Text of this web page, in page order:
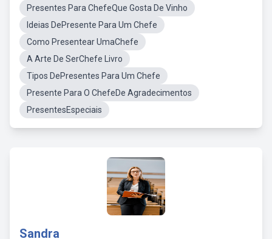
Presentes Para ChefeQue Gosta De Vinho
Ideias DePresente Para Um Chefe
Como Presentear UmaChefe
A Arte De SerChefe Livro
Tipos DePresentes Para Um Chefe
Presente Para O ChefeDe Agradecimentos
PresentesEspeciais
Sandra